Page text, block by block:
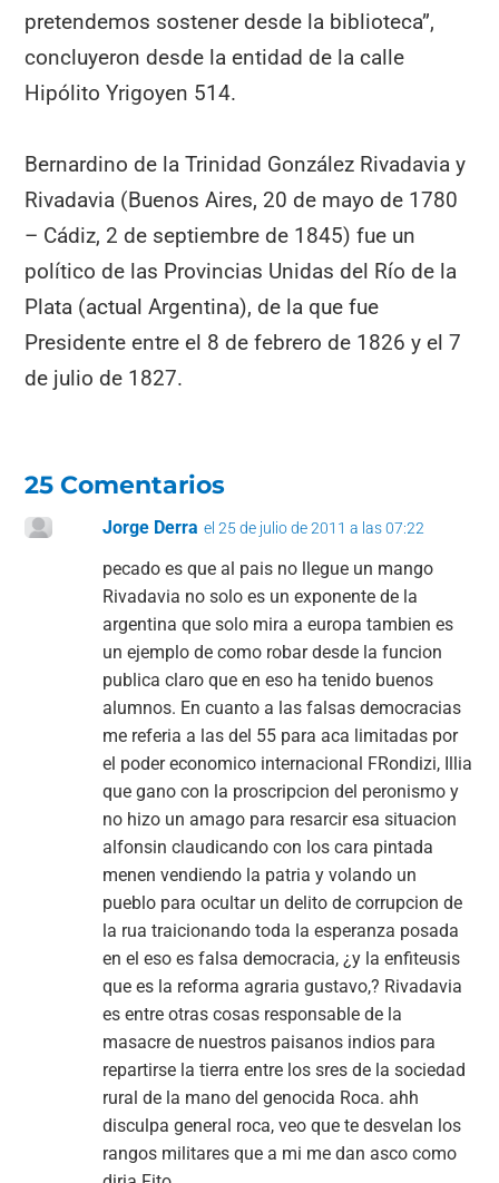
pretendemos sostener desde la biblioteca”,
concluyeron desde la entidad de la calle
Hipólito Yrigoyen 514.
Bernardino de la Trinidad González Rivadavia y
Rivadavia (Buenos Aires, 20 de mayo de 1780
– Cádiz, 2 de septiembre de 1845) fue un
político de las Provincias Unidas del Río de la
Plata (actual Argentina), de la que fue
Presidente entre el 8 de febrero de 1826 y el 7
de julio de 1827.
25 Comentarios
Jorge Derra el 25 de julio de 2011 a las 07:22
pecado es que al pais no llegue un mango
Rivadavia no solo es un exponente de la
argentina que solo mira a europa tambien es
un ejemplo de como robar desde la funcion
publica claro que en eso ha tenido buenos
alumnos. En cuanto a las falsas democracias
me referia a las del 55 para aca limitadas por
el poder economico internacional FRondizi, Illia
que gano con la proscripcion del peronismo y
no hizo un amago para resarcir esa situacion
alfonsin claudicando con los cara pintada
menen vendiendo la patria y volando un
pueblo para ocultar un delito de corrupcion de
la rua traicionando toda la esperanza posada
en el eso es falsa democracia, ¿y la enfiteusis
que es la reforma agraria gustavo,? Rivadavia
es entre otras cosas responsable de la
masacre de nuestros paisanos indios para
repartirse la tierra entre los sres de la sociedad
rural de la mano del genocida Roca. ahh
disculpa general roca, veo que te desvelan los
rangos militares que a mi me dan asco como